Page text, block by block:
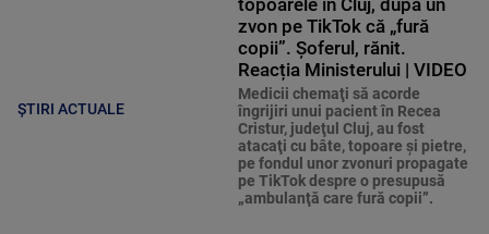
ȘTIRI ACTUALE
topoarele în Cluj, după un
zvon pe TikTok că „fură
copii”. Șoferul, rănit.
Reacția Ministerului | VIDEO
Medicii chemaţi să acorde
îngrijiri unui pacient în Recea
Cristur, judeţul Cluj, au fost
atacaţi cu bâte, topoare şi pietre,
pe fondul unor zvonuri propagate
pe TikTok despre o presupusă
„ambulanţă care fură copii”.